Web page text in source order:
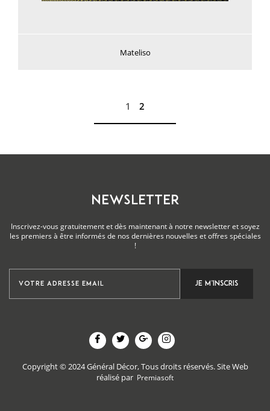
Mateliso
Voir plus
1 2
NEWSLETTER
Inscrivez-vous gratuitement et dès maintenant à notre newsletter et soyez
les premiers à être informés de nos dernières nouvelles et offres spéciales
!
Copyright © 2024 Général Décor, Tous droits réservés.Site Web
réalisé par Premiasoft